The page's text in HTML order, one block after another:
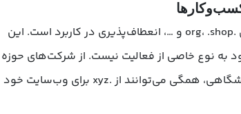
مزیت مهم این دامنه نسبت به دامنه‌های .org، .shop و …، انعطاف‌پذیری در کاربرد است. این
به نوع خاصی از فعالیت نیست. از شرکت‌های حوزه
تکنولوژی گرفته تا کارهای آموزشی و فروشگاهی، همگی می‌توانند از .xyz برای وب‌سایت خود